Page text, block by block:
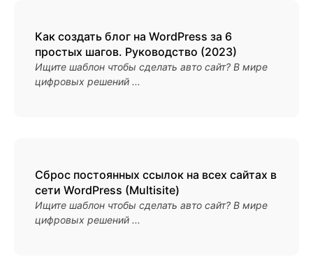
Как создать блог на WordPress за 6
простых шагов. Руководство (2023)
Ищите шаблон чтобы сделать авто сайт? В мире
цифровых решений ...
Сброс постоянных ссылок на всех сайтах в
сети WordPress (Multisite)
Ищите шаблон чтобы сделать авто сайт? В мире
цифровых решений ...